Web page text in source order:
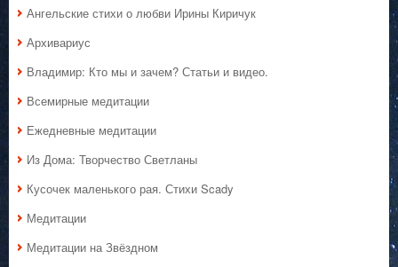
Ангельские стихи о любви Ирины Киричук
Архивариус
Владимир: Кто мы и зачем? Статьи и видео.
Всемирные медитации
Ежедневные медитации
Из Дома: Творчество Светланы
Кусочек маленького рая. Стихи Scady
Медитации
Медитации на Звёздном